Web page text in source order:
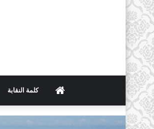
الرئيسيةكلمة النقابة